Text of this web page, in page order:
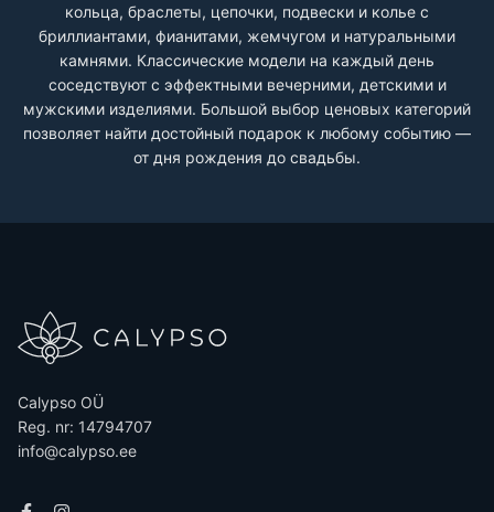
кольца, браслеты, цепочки, подвески и колье с
бриллиантами, фианитами, жемчугом и натуральными
камнями. Классические модели на каждый день
соседствуют с эффектными вечерними, детскими и
мужскими изделиями. Большой выбор ценовых категорий
позволяет найти достойный подарок к любому событию —
от дня рождения до свадьбы.
Calypso OÜ
Reg. nr: 14794707
info@calypso.ee